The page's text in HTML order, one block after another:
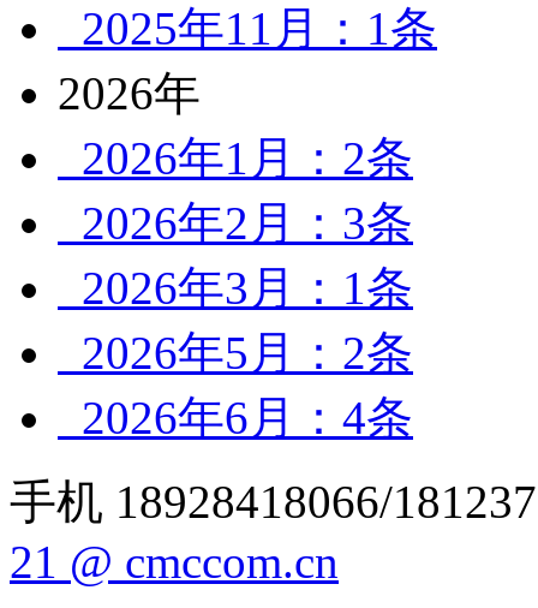
2025年11月：1条
2026年
2026年1月：2条
2026年2月：3条
2026年3月：1条
2026年5月：2条
2026年6月：4条
手机 18928418066/
21 @ cmccom.cn